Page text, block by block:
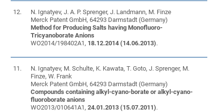
12.
N. Ignatyev, J. A. P. Sprenger, J. Landmann, M. Finze
Merck Patent GmbH, 64293 Darmstadt (Germany)
Method for Producing Salts having Monofluoro-
Tricyanoborate Anions
WO2014/198402A1, 18.12.2014 (14.06.2013).
11.
N. Ignatyev, M. Schulte, K. Kawata, T. Goto, J. Sprenger, M.
Finze, W. Frank
Merck Patent GmbH, 64293 Darmstadt (Germany)
Compounds containing alkyl-cyano-borate or alkyl-cyano-
fluoroborate anions
WO2013/010641A1,24.01.2013 (15.07.2011).